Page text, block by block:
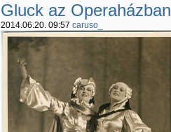
Gluck az Operaházban
2014.06.20. 09:57 caruso_